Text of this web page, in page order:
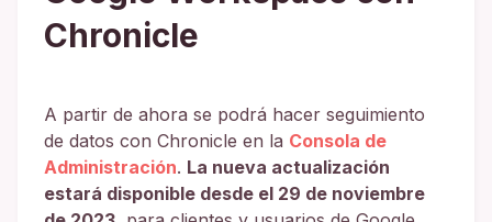
Chronicle
A partir de ahora se podrá hacer seguimiento
de datos con Chronicle en la Consola de
Administración. La nueva actualización
estará disponible desde el 29 de noviembre